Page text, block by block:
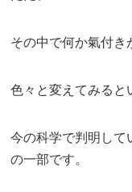
その中で何か氣付き
色々と変えてみると
今の科学で判明して
の一部です。